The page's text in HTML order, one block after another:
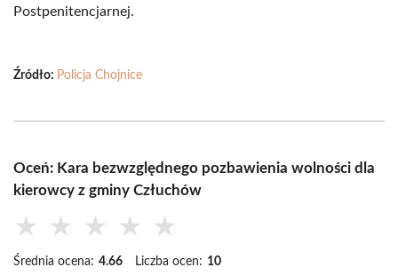
Postpenitencjarnej.
Źródło: Policja Chojnice
Oceń: Kara bezwzględnego pozbawienia wolności dla
kierowcy z gminy Człuchów
★ ★ ★ ★ ★
Średnia ocena: 4.66 Liczba ocen: 10